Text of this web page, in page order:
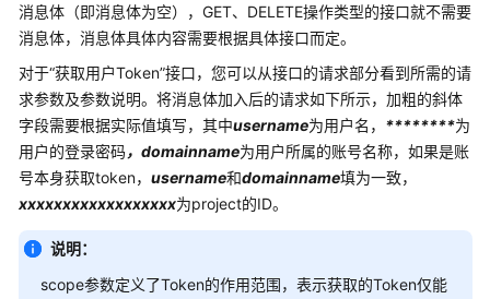
消息体（即消息体为空），GET、DELETE操作类型的接口就不需要
消息体，消息体具体内容需要根据具体接口而定。
对于“获取用户Token”接口，您可以从接口的请求部分看到所需的请
求参数及参数说明。将消息体加入后的请求如下所示，加粗的斜体
字段需要根据实际值填写，其中username为用户名， ********为
用户的登录密码，domainname为用户所属的账号名称，如果是账
号本身获取token， username和domainname填为一致，
xxxxxxxxxxxxxxxxxx为project的ID。
说明：
scope参数定义了Token的作用范围，表示获取的Token仅能